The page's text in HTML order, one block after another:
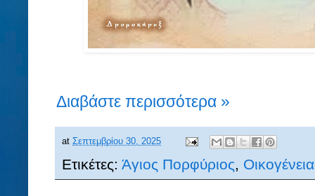
Διαβάστε περισσότερα »
at Σεπτεμβρίου 30, 2025
Ετικέτες: Άγιος Πορφύριος